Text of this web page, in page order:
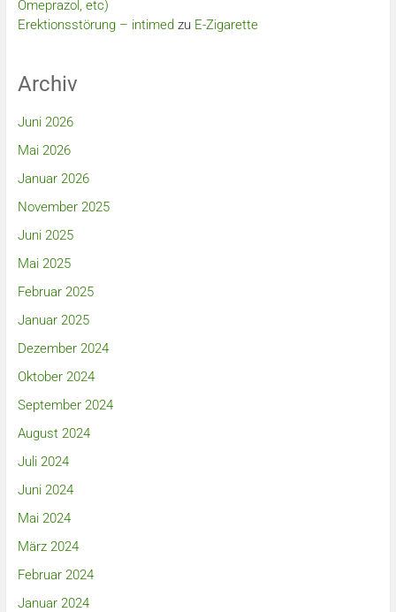
Omeprazol, etc)
Erektionsstörung – intimed zu E-Zigarette
Archiv
Juni 2026
Mai 2026
Januar 2026
November 2025
Juni 2025
Mai 2025
Februar 2025
Januar 2025
Dezember 2024
Oktober 2024
September 2024
August 2024
Juli 2024
Juni 2024
Mai 2024
März 2024
Februar 2024
Januar 2024